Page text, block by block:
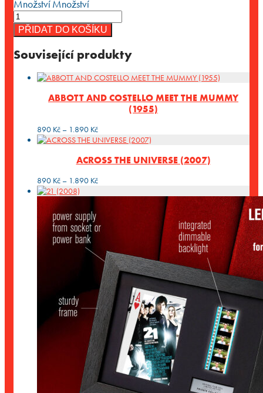
MnožstvíMnožství
PŘIDAT DO KOŠÍKU
Související produkty
ABBOTT AND COSTELLO MEET THE MUMMY
(1955)
890 Kč – 1.890 KčRozpětí
cen:
až
ACROSS THE UNIVERSE (2007)
890 Kč – 1.890 KčRozpětí